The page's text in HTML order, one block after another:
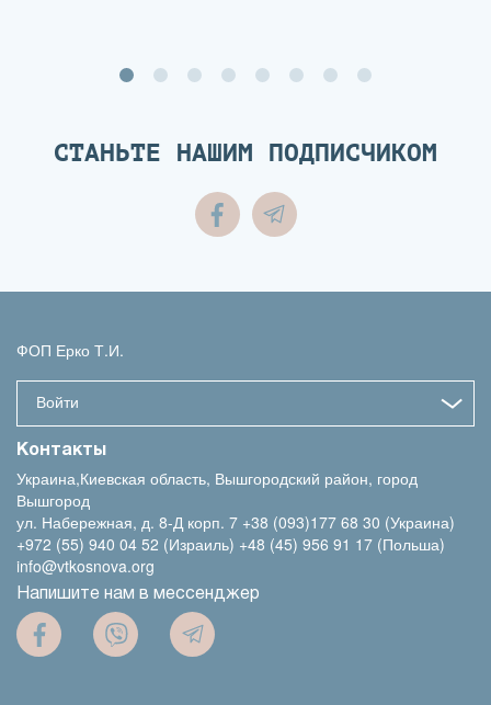
СТАНЬТЕ НАШИМ ПОДПИСЧИКОМ
ФОП Ерко Т.И.
Войти
Контакты
Украина,Киевская область, Вышгородский район, город
Вышгород
ул. Набережная, д. 8-Д корп. 7 +38 (093)177 68 30 (Украина)
+972 (55) 940 04 52 (Израиль) +48 (45) 956 91 17 (Польша)
info@vtkosnova.org
Напишите нам в мессенджер